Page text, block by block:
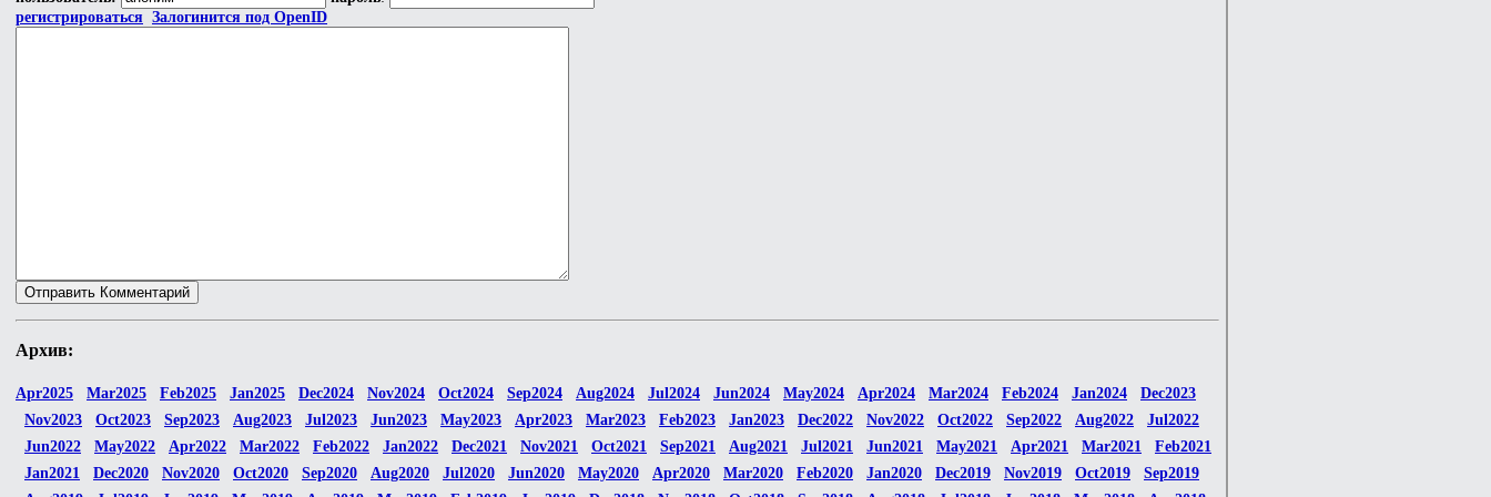
регистрироваться Залогинится под OpenID
Архив:
Apr2025 Mar2025 Feb2025 Jan2025 Dec2024 Nov2024 Oct2024 Sep2024 Aug2024 Jul2024 Jun2024 May2024 Apr2024 Mar2024 Feb2024 Jan2024
Dec2023
Nov2023
Oct2023 Sep2023 Aug2023 Jul2023 Jun2023 May2023 Apr2023 Mar2023 Feb2023 Jan2023 Dec2022 Nov2022 Oct2022 Sep2022 Aug2022
Jul2022
Jun2022
May2022 Apr2022 Mar2022 Feb2022 Jan2022 Dec2021 Nov2021 Oct2021 Sep2021 Aug2021 Jul2021 Jun2021 May2021 Apr2021 Mar2021
Feb2021
Jan2021
Dec2020 Nov2020 Oct2020 Sep2020 Aug2020 Jul2020 Jun2020 May2020 Apr2020 Mar2020 Feb2020 Jan2020 Dec2019 Nov2019 Oct2019
Sep2019